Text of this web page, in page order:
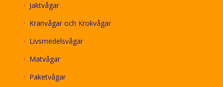
Jaktvågar
Kranvågar och Krokvågar
Livsmedelsvågar
Matvågar
Paketvågar